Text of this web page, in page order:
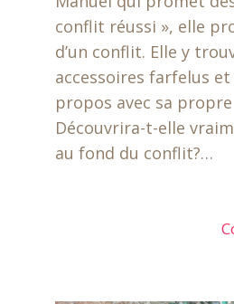
conflit réussi », elle
d’un conflit. Elle y
accessoires farfelus
propos avec sa
Découvrira-t-elle
au fond du conflit?…